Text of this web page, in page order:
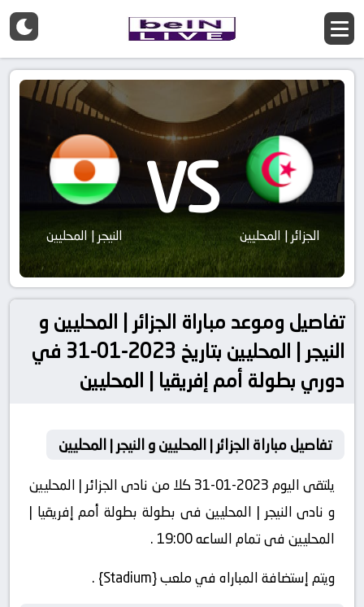
الجزائر | المحليين VS النيجر | المحليين
تفاصيل وموعد مباراة الجزائر | المحليين و
النيجر | المحليين بتاريخ 2023-01-31 في
دوري بطولة أمم إفريقيا | المحليين
تفاصيل مباراة الجزائر | المحليين و النيجر | المحليين
يلتقى اليوم 2023-01-31 كلا من نادى الجزائر | المحليين
و نادى النيجر | المحليين فى بطولة بطولة أمم إفريقيا |
المحليين فى تمام الساعه 19:00 .
ويتم إستضافة المباراه في ملعب {Stadium} .